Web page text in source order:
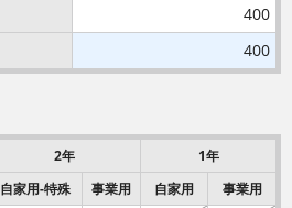
400
400
2年
1年
自家用-特殊
事業用 自家用
事業用